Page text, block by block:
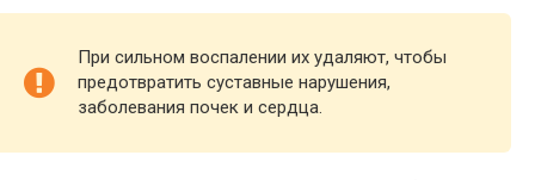
При сильном воспалении их удаляют, чтобы
предотвратить суставные нарушения,
заболевания почек и сердца.